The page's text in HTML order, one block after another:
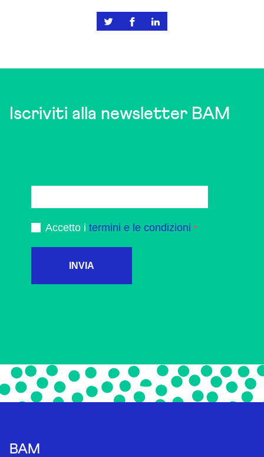
Iscriviti alla newsletter BAM
Accetto i termini e le condizioni
INVIA
BAM